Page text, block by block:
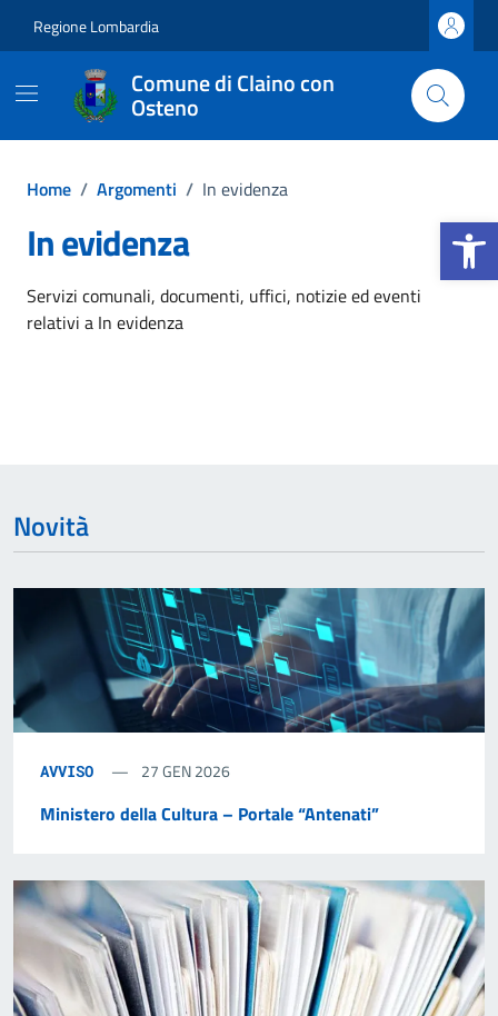
Apri la
Regione Lombardia
Comune di Claino con
Osteno
Home / Argomenti / In evidenza
In evidenza
Dettagli dell'argomento
Servizi comunali, documenti, uffici, notizie ed eventi
relativi a In evidenza
Novità
AVVISO 27 GEN 2026
Ministero della Cultura – Portale “Antenati”